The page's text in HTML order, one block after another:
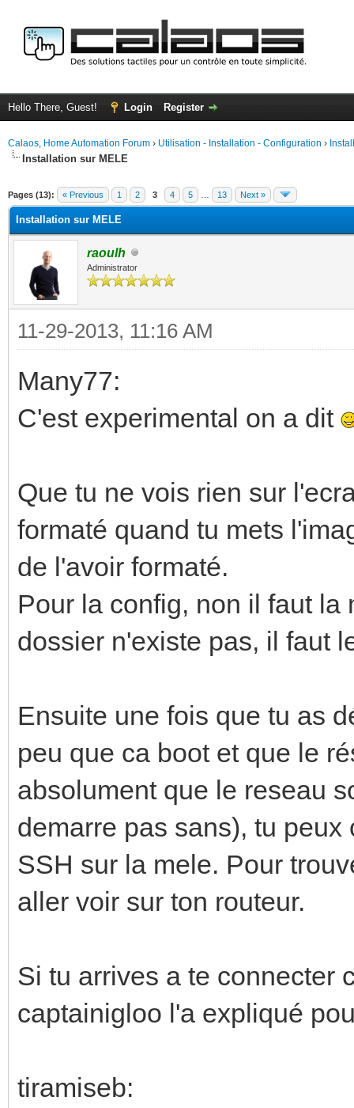
Hello There, Guest! Login Register
Calaos, Home Automation Forum › Utilisation - Installation - Configuration ›
Installation sur MELE
Pages (13): « Previous 1 2 3 4 5 13 Next »
Installation sur MELE
raoulh
Administrator
11-29-2013, 11:16 AM
Many77:
C'est experimental on a dit
Que tu ne vois rien sur
formaté quand tu mets
de l'avoir formaté.
Pour la config, non il faut la
dossier n'existe pas, il faut
Ensuite une fois que tu as
peu que ca boot et que le
absolument que le reseau
demarre pas sans), tu
SSH sur la mele. Pour
aller voir sur ton routeur.
Si tu arrives a te connecter
captainigloo l'a expliqué
tiramiseb: